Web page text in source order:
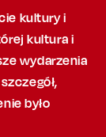
kultury i
kultura i
wydarzenia
było